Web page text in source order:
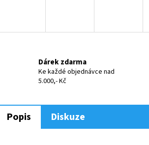
Dárek zdarma
Ke každé objednávce nad
5.000,- Kč
Popis Diskuze